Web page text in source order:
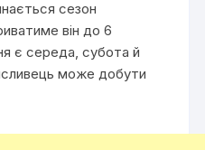
сезон
він до 6
є середа, субота й
може добути